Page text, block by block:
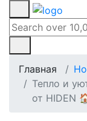
Главная
Тепло и
от HIDEN